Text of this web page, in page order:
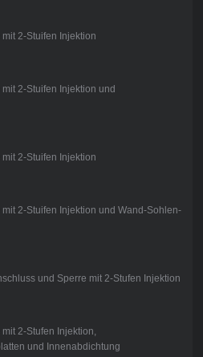
2-Stuifen Injektion
2-Stuifen Injektion und
2-Stuifen Injektion
2-Stuifen Injektion und Wand-Sohlen-
und Sperre mit 2-Stufen Injektion
2-Stufen Injektion,
und Innenabdichtung